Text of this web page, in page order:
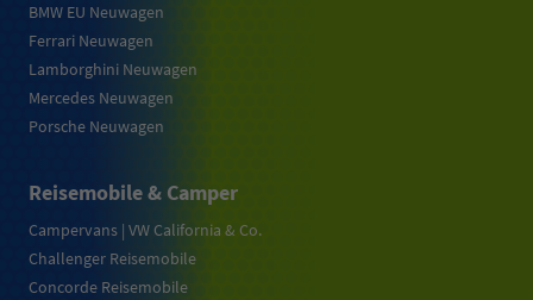
BMW EU Neuwagen
Ferrari Neuwagen
Lamborghini Neuwagen
Mercedes Neuwagen
Porsche Neuwagen
Reisemobile & Camper
Campervans | VW California & Co.
Challenger Reisemobile
Concorde Reisemobile